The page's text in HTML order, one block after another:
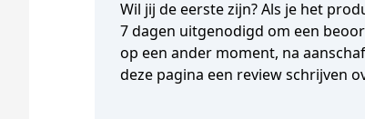
Wil jij de eerste zijn? Als je het
7 dagen uitgenodigd om een
op een ander moment, na
deze pagina een review schrijven